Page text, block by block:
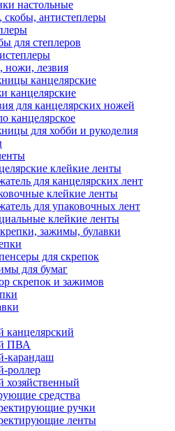
настольные
скобы, антистеплеры
для степлеров
лезвия
канцелярские
канцелярские
для канцелярских ножей
канцелярское
для хобби и рукоделия
клейкие ленты
для канцелярских лент
клейкие ленты
для упаковочных лент
клейкие ленты
зажимы, булавки
для скрепок
для бумаг
скрепок и зажимов
канцелярский
ПВА
карандаш
роллер
хозяйственный
средства
ручки
ленты